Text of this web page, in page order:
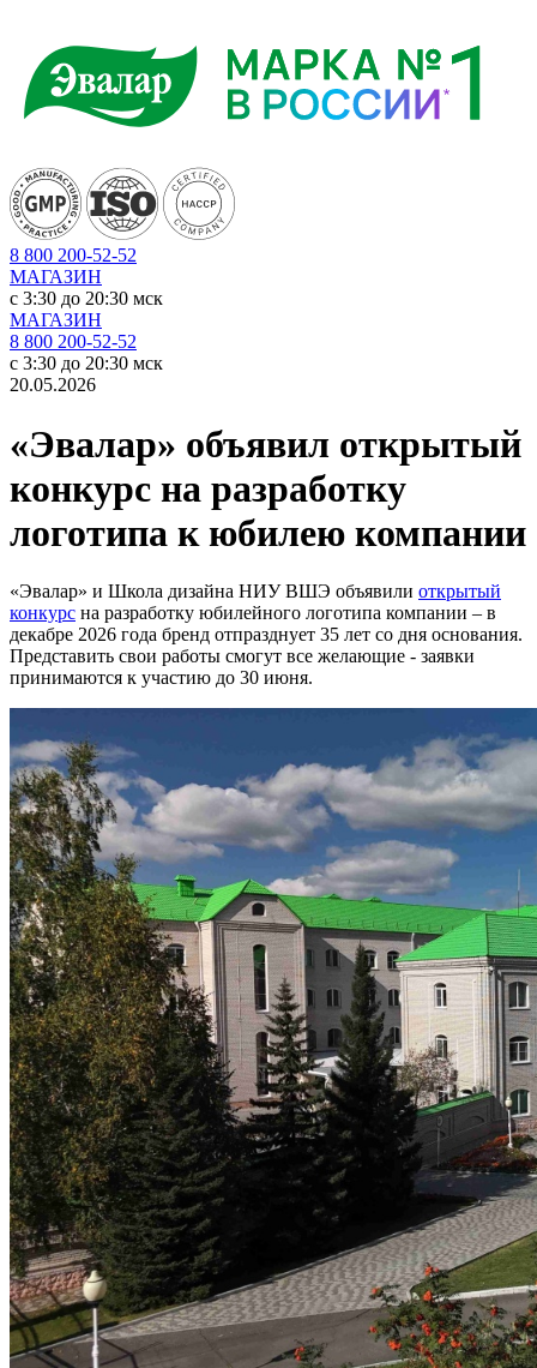
8 800 200-52-52
МАГАЗИН
c 3:30 до 20:30 мск
МАГАЗИН
8 800 200-52-52
c 3:30 до 20:30 мск
20.05.2026
«Эвалар» объявил открытый
конкурс на разработку
логотипа к юбилею компании
«Эвалар» и Школа дизайна НИУ ВШЭ объявили открытый
конкурс на разработку юбилейного логотипа компании – в
декабре 2026 года бренд отпразднует 35 лет со дня основания.
Представить свои работы смогут все желающие - заявки
принимаются к участию до 30 июня.